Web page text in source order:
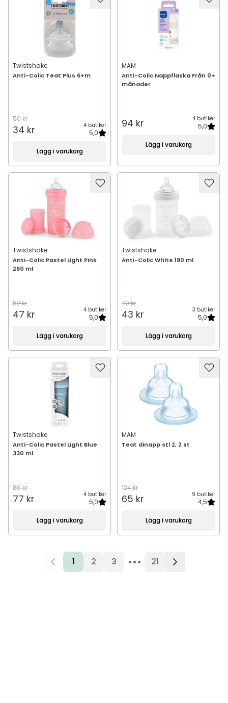
Twistshake
Anti-Colic Teat Plus 6+m
50 kr
34 kr 4 butiker
5,0
Lägg i varukorg
MAM
Anti-Colic Nappflaska Från 0+
månader
94 kr 4 butiker
5,0
Lägg i varukorg
Twistshake
Anti-Colic Pastel Light Pink
260 ml
82 kr
47 kr 4 butiker
5,0
Lägg i varukorg
Twistshake
Anti-Colic White 180 ml
70 kr
43 kr 3 butiker
5,0
Lägg i varukorg
Twistshake
Anti-Colic Pastel Light Blue
330 ml
86 kr
77 kr 4 butiker
5,0
Lägg i varukorg
MAM
Teat dinapp stl 2, 2 st
124 kr
65 kr 9 butiker
4,5
Lägg i varukorg
1 2 3 ••• 21